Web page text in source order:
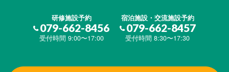
研修施設予約
079-662-8456
受付時間 9:00〜17:00
宿泊施設・交流施設予約
079-662-8457
受付時間 8:30〜17:30